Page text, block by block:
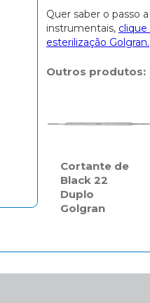
Quer saber o passo
instrumentais, clique
esterilização Golgran.
Outros produtos:
Cortante de
Black 22
Duplo
Golgran